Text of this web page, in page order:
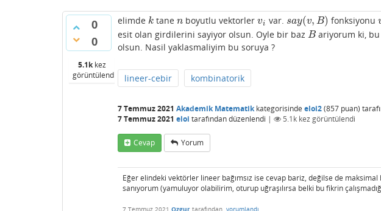
0
0
5.1kkez
görüntülendi
elimde k
ktane n
n boyutlu vektorlervi
vi var. say(v, B)
say(v,B) fonksiyonu
esit olan girdilerini sayiyor olsun. Oyle bir baz B
B ariyorum ki, bu
olsun. Nasil yaklasmaliyim bu soruya ?
lineer-cebir kombinatorik
7 Temmuz 2021 Akademik Matematikkategorisinde eloi2(857 puan)
7 Temmuz 2021 eloi tarafındandüzenlendi | 5.1k kez görüntülendi
Cevap Yorum
Eğer elindeki vektörler lineer bağımsız ise cevap bariz, değilse de
sanıyorum (yamuluyor olabilirim, oturup uğraşılırsa belki bu fikrin